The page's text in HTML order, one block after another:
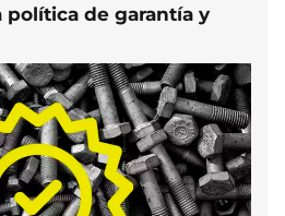
política de garantía y